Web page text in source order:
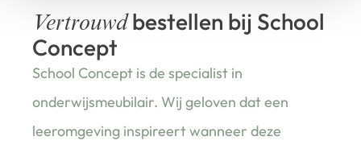
Vertrouwdbestellen bij School
Concept
School Concept is de specialist in
onderwijsmeubilair. Wij geloven dat een
leeromgeving inspireert wanneer deze